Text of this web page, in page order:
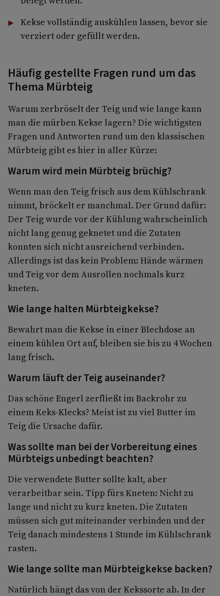
Kekse vollständig auskühlen lassen, bevor sie
verziert oder gefüllt werden.
Häufig gestellte Fragen rund um das
Thema Mürbteig
Warum zerbröselt der Teig und wie lange kann
man die mürben Kekse lagern? Die wichtigsten
Fragen und Antworten rund um den klassischen
Mürbteig gibt es hier in aller Kürze:
Warum wird mein Mürbteig brüchig?
Wenn man den Teig frisch aus dem Kühlschrank
nimmt, bröckelt er manchmal. Der Grund dafür:
Der Teig wurde vor der Kühlung wahrscheinlich
nicht lang genug geknetet und die Zutaten
konnten sich nicht ausreichend verbinden.
Allerdings ist das kein Problem: Hände wärmen
und Teig vor dem Ausrollen nochmals kurz
kneten.
Wie lange halten Mürbteigkekse?
Bewahrt man die Kekse in einer Blechdose an
einem kühlen Ort auf, bleiben sie bis zu 4 Wochen
lang frisch.
Warum läuft der Teig auseinander?
Das schöne Engerl zerfließt im Backrohr zu
einem Keks-Klecks? Meist ist zu viel Butter im
Teig die Ursache dafür.
Was sollte man bei der Vorbereitung eines
Mürbteigs unbedingt beachten?
Die verwendete Butter sollte kalt, aber
verarbeitbar sein. Tipp fürs Kneten: Nicht zu
lange und nicht zu kurz kneten. Die Zutaten
müssen sich gut miteinander verbinden und der
Teig danach mindestens 1 Stunde im Kühlschrank
rasten.
Wie lange sollte man Mürbteigkekse backen?
Natürlich hängt das von der Kekssorte ab. In der